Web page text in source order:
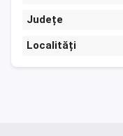
Județe
Localități